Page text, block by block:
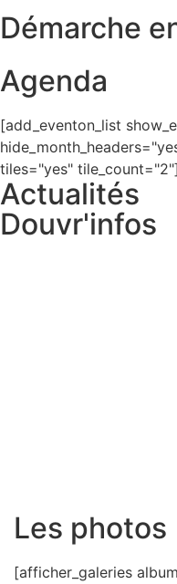
Démarche
Agenda
[add_eventon_list
tiles="yes" tile_count="2"]
Actualités
Douvr'infos
Les photos
[afficher_galeries